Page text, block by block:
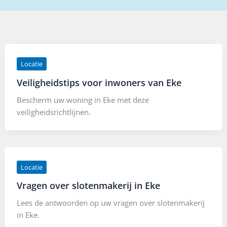
Locatie
Veiligheidstips voor inwoners van Eke
Bescherm uw woning in Eke met deze
veiligheidsrichtlijnen.
Locatie
Vragen over slotenmakerij in Eke
Lees de antwoorden op uw vragen over slotenmakerij
in Eke.